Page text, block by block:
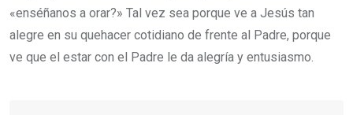
«enséñanos a orar?» Tal vez sea porque ve a Jesús tan
alegre en su quehacer cotidiano de frente al Padre, porque
ve que el estar con el Padre le da alegría y entusiasmo.